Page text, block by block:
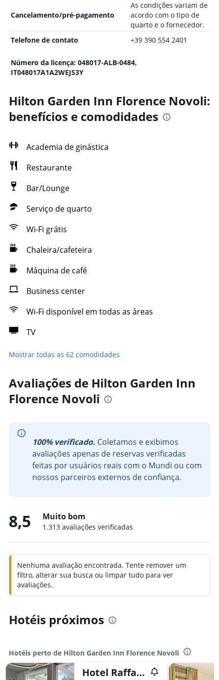
Cancelamento/pré-pagamento
As condições variam de
acordo com o tipo de
quarto e o fornecedor.
Telefone de contato
+39 390 554 2401
Número da licença: 048017-ALB-0484,
IT048017A1A2WEJS3Y
Hilton Garden Inn Florence Novoli:
benefícios e comodidades
Academia de ginástica
Restaurante
Bar/Lounge
Serviço de quarto
Wi-Fi grátis
Chaleira/cafeteira
Máquina de café
Business center
Wi-Fi disponível em todas as áreas
TV
Mostrar todas as 62 comodidades
Avaliações de Hilton Garden Inn
Florence Novoli
100% verificado. Coletamos e exibimos
avaliações apenas de reservas verificadas
feitas por usuários reais com o Mundi ou com
nossos parceiros externos de confiança.
8,5 Muito bom
1.313 avaliações verificadas
Nenhuma avaliação encontrada. Tente remover um
filtro, alterar sua busca ou limpar tudo para ver
avaliações.
Hotéis próximos
Hotéis perto de Hilton Garden Inn Florence Novoli
Hotel Raffaello